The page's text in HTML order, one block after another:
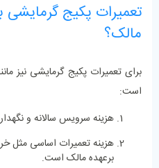
تعمیرات پکیج گرمایشی
مالک؟
برای تعمیرات پکیج گرمایشی نیز
است:
هزینه سرویس سالانه و
هزینه تعمیرات اساسی مثل
برعهده مالک است.